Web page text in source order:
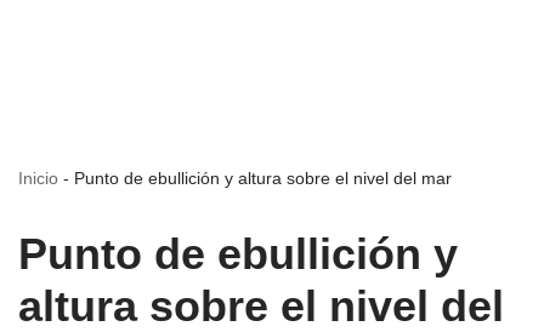
Inicio - Punto de ebullición y altura sobre el nivel del mar
Punto de ebullición y
altura sobre el nivel del